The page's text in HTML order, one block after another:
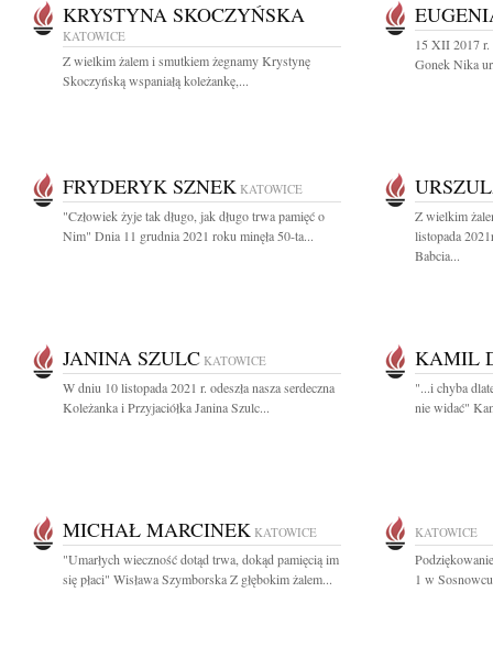
KRYSTYNA SKOCZYŃSKA
KATOWICE
Z wielkim żalem i smutkiem żegnamy Krystynę
Skoczyńską wspaniałą koleżankę,...
15 XII 2017 r.
Gonek Nika
FRYDERYK SZNEK KATOWICE
"Człowiek żyje tak długo, jak długo trwa pamięć o
Nim" Dnia 11 grudnia 2021 roku minęła 50-ta...
Z wielkim
listopada
Babcia...
JANINA SZULC KATOWICE
W dniu 10 listopada 2021 r. odeszła nasza serdeczna
Koleżanka i Przyjaciółka Janina Szulc...
KAMIL
"...i chyba
nie widać"
MICHAŁ MARCINEK KATOWICE
"Umarłych wieczność dotąd trwa, dokąd pamięcią im
się płaci" Wisława Szymborska Z głębokim żalem...
KATOWICE
1 w